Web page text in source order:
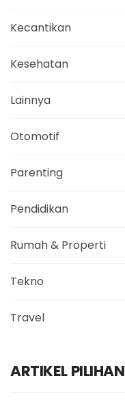
Kecantikan
Kesehatan
Lainnya
Otomotif
Parenting
Pendidikan
Rumah & Properti
Tekno
Travel
ARTIKEL PILIHAN